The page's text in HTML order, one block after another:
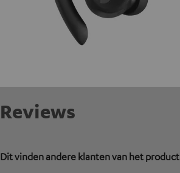
Reviews
Dit vinden andere klanten van het product